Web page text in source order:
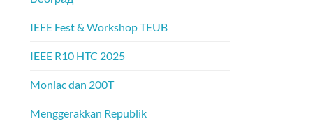
IEEE Fest & Workshop TEUB
IEEE R10 HTC 2025
Moniac dan 200T
Menggerakkan Republik